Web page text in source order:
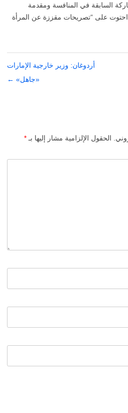
السابقة في المنافسة ومقدمة
احتوت على “تصريحات مقززة عن المرأة
أردوغان: وزير خارجية الإمارات
«جاهل» ←
الحقول الإلزامية مشار إليها بـ *